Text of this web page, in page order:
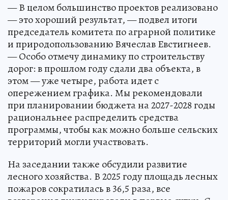
— В целом большинство проектов реализовано
— это хороший результат, — подвел итоги
председатель комитета по аграрной политике
и природопользованию Вячеслав Евстигнеев.
— Особо отмечу динамику по строительству
дорог: в прошлом году сдали два объекта, в
этом — уже четыре, работа идет с
опережением графика. Мы рекомендовали
при планировании бюджета на 2027-2028 годы
рациональнее распределить средства
программы, чтобы как можно больше сельских
территорий могли участвовать.
На заседании также обсудили развитие
лесного хозяйства. В 2025 году площадь лесных
пожаров сократилась в 36,5 раза, все